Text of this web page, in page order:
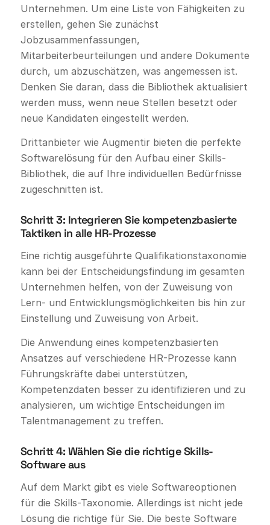
Unternehmen. Um eine Liste von Fähigkeiten zu
erstellen, gehen Sie zunächst
Jobzusammenfassungen,
Mitarbeiterbeurteilungen und andere Dokumente
durch, um abzuschätzen, was angemessen ist.
Denken Sie daran, dass die Bibliothek aktualisiert
werden muss, wenn neue Stellen besetzt oder
neue Kandidaten eingestellt werden.
Drittanbieter wie Augmentir bieten die perfekte
Softwarelösung für den Aufbau einer Skills-
Bibliothek, die auf Ihre individuellen Bedürfnisse
zugeschnitten ist.
Schritt 3: Integrieren Sie kompetenzbasierte
Taktiken in alle HR-Prozesse
Eine richtig ausgeführte Qualifikationstaxonomie
kann bei der Entscheidungsfindung im gesamten
Unternehmen helfen, von der Zuweisung von
Lern- und Entwicklungsmöglichkeiten bis hin zur
Einstellung und Zuweisung von Arbeit.
Die Anwendung eines kompetenzbasierten
Ansatzes auf verschiedene HR-Prozesse kann
Führungskräfte dabei unterstützen,
Kompetenzdaten besser zu identifizieren und zu
analysieren, um wichtige Entscheidungen im
Talentmanagement zu treffen.
Schritt 4: Wählen Sie die richtige Skills-
Software aus
Auf dem Markt gibt es viele Softwareoptionen
für die Skills-Taxonomie. Allerdings ist nicht jede
Lösung die richtige für Sie. Die beste Software